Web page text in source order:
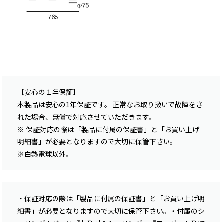
【安心の１年保証】
本製品は安心の1年保証です。 正常なお取り扱いで故障をさ
れた場合、無償で対応させていただきます。
※ 保証対応の際は「製品に付属の保証書」と「お買い上げ
明細書」が必要となりますので大切に保管下さい。
※白熱電球以外。
・保証対応の際は「製品に付属の保証書」と「お買い上げ明
細書」が必要となりますので大切に保管下さい。・付属のシ